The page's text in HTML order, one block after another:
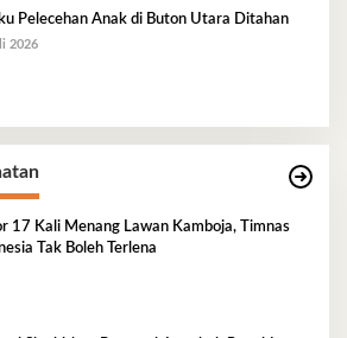
Pelecehan Anak di Buton Utara Ditahan
2026
17 Kali Menang Lawan Kamboja, Timnas
Tak Boleh Terlena